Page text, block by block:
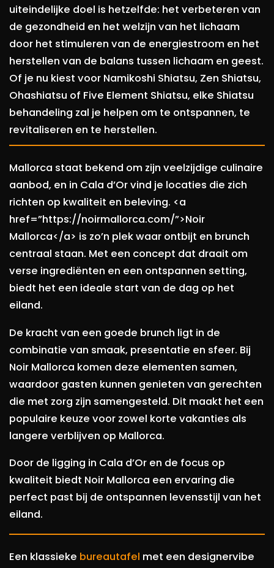
uiteindelijke doel is hetzelfde: het verbeteren van
de gezondheid en het welzijn van het lichaam
door het stimuleren van de energiestroom en het
herstellen van de balans tussen lichaam en geest.
Of je nu kiest voor Namikoshi Shiatsu, Zen Shiatsu,
Ohashiatsu of Five Element Shiatsu, elke Shiatsu
behandeling zal je helpen om te ontspannen, te
revitaliseren en te herstellen.
Mallorca staat bekend om zijn veelzijdige culinaire
aanbod, en in Cala d’Or vind je locaties die zich
richten op kwaliteit en beleving. <a
href=”https://noirmallorca.com/”>Noir
Mallorca</a> is zo’n plek waar ontbijt en brunch
centraal staan. Met een concept dat draait om
verse ingrediënten en een ontspannen setting,
biedt het een ideale start van de dag op het
eiland.
De kracht van een goede brunch ligt in de
combinatie van smaak, presentatie en sfeer. Bij
Noir Mallorca komen deze elementen samen,
waardoor gasten kunnen genieten van gerechten
die met zorg zijn samengesteld. Dit maakt het een
populaire keuze voor zowel korte vakanties als
langere verblijven op Mallorca.
Door de ligging in Cala d’Or en de focus op
kwaliteit biedt Noir Mallorca een ervaring die
perfect past bij de ontspannen levensstijl van het
eiland.
Een klassieke bureautafel met een designervibe